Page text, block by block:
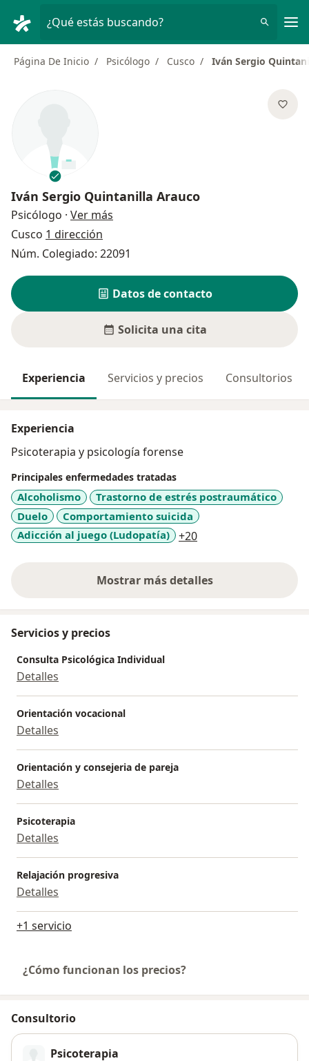
¿Qué estás buscando?
Página De Inicio Psicólogo Cusco Iván Sergio
Iván Sergio Quintanilla Arauco
Psicólogo · Ver más
Cusco 1 dirección
Núm. Colegiado: 22091
Datos de contacto
Solicita una cita
Experiencia Servicios y precios Consultorios
Experiencia
Psicoterapia y psicología forense
Principales enfermedades tratadas
Alcoholismo
Trastorno de estrés postraumático
Duelo
Comportamiento suicida
Adicción al juego (Ludopatía)
+20
Mostrar más detalles
sobre la experiencia
Servicios y precios
Consulta Psicológica Individual
Detalles
Orientación vocacional
Detalles
Orientación y consejeria de pareja
Detalles
Psicoterapia
Detalles
Relajación progresiva
Detalles
+1 servicio
¿Cómo funcionan los precios?
Consultorio
Psicoterapia